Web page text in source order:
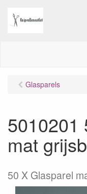
Glasparels
5010201
mat
50 X Glasparel